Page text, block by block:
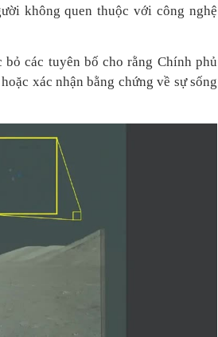
không quen thuộc với công nghệ
các tuyên bố cho rằng Chính phủ
xác nhận bằng chứng về sự sống